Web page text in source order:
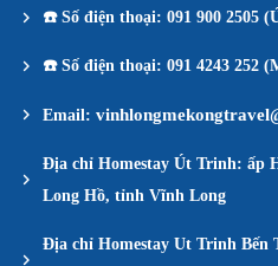
☎️Số điện thoại: 091 900 2505
☎️Số điện thoại: 091 4243 252
Email:
Địa chỉ Homestay Út Trinh: ấp
Long Hồ, tỉnh Vĩnh Long
Địa chỉ Homestay Ut Trinh Bến